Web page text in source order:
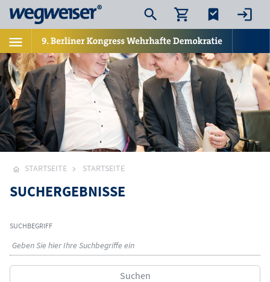
STARTSEITE STARTSEITE
SUCHERGEBNISSE
SUCHBEGRIFF